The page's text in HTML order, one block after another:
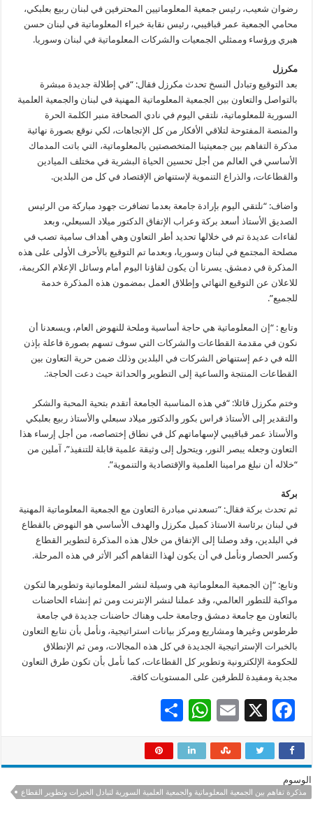
رضوان شعيب، رئيس جمعية المعلوماتيين المحترفين في لبنان ربيع بعلبكي،
محامي الجمعية عمر قباقيبي، رئيس نقابة خبراء المعلوماتية في لبنان حسن
هبري ورؤساء وممثلي الجمعيات والشركات المعلوماتية في لبنان وسوريا.
مكرزل
بعد التوقيع وتبادل النسخ تحدث مكرزل فقال: “في إطلالة جديدة مبشرة
بالتواصل والتعاون بين الجمعية المعلوماتية المهنية في لبنان والجمعية العلمية
السورية للمعلوماتية، نلتقي اليوم في نادي الصحافة منبر الكلمة الحرة
والمنصة المفتوحة لتلاقي الأفكار من كل الإتجاهات، لكي نوقع بصورة نهائية
مذكرة التفاهم بين جمعيتينا المتخصصتين بالمعلوماتية، التي باتت المدماك
الأساسي في العالم من أجل تحسين الحياة البشرية في مختلف الميادين
والقطاعات، والذراع التنموية لإستنهاض الإقتصاد في كل من البلدين.
واضاف: “نلتقي اليوم بإرادة جامعة بعدما تضافرت جهود مباركة من الرئيس
الصديق الأستاذ أسعد بركة وعراب الإتفاق الدكتور ميلاد السبعلي، وبعد
لقاءات عديدة تم في خلالها تحديد أطر التعاون وهي أهداف سامية تصب في
مصلحة المجتمع في لبنان وسوريا، وبعدما تم التوقيع بالأحرف الأولى على هذه
المذكرة في دمشق. يسرنا أن يكون لقاؤنا اليوم أمام وسائل الإعلام الكريمة،
للاعلان عن التوقيع النهائي وإطلاق العمل بمضمون هذه المذكرة خدمة
للجميع”.
وتابع : “إن المعلوماتية هي حاجة أساسية وملحة للنهوض العام، ويسعدنا أن
نكون في مقدمة القطاعات والشركات التي سوف تسهم بصورة فاعلة بإذن
الله في دعم إستنهاض الشركات في البلدين وذلك ضمن حرية التعاون بين
القطاعات المنتجة والساعية إلى التطوير والحداثة حيث دعت الحاجة:.
وختم مكرزل قائلا: “في هذه المناسبة الجامعة أتقدم بتحية المحبة والشكر
والتقدير إلى الأستاذ فراس بكور والدكتور ميلاد سبعلي والأستاذ ربيع بعلبكي
والأستاذ عمر قباقيبي لإسهاماتهم كل في نطاق إختصاصه، من أجل إرساء هذا
التعاون وجعله يبصر النور، ويتحول إلى وثيقة علمية قابلة للتنفيذ”، آملين من
“خلاله أن نبلغ مرامينا العلمية والإقتصادية والتنموية”.
بركة
ثم تحدث بركة فقال: “تسعدني مبادرة التعاون مع الجمعية المعلوماتية المهنية
في لبنان برئاسة الاستاذ كميل مكرزل والهدف الأساسي هو النهوض بالقطاع
في البلدين، وقد وصلنا إلى الإتفاق من خلال هذه المذكرة لتطوير القطاع
وكسر الحصار ونأمل في أن يكون لهذا التفاهم أكبر الأثر في هذه المرحلة.
وتابع: “إن الجمعية المعلوماتية هي وسيلة لنشر المعلوماتية وتطويرها لتكون
مواكبة للتطور العالمي، وقد عملنا لنشر الإنترنت ومن ثم إنشاء الحاضنات
بالتعاون مع جامعة دمشق وجامعة حلب وهناك حاضنات جديدة في جامعة
طرطوس وغيرها ومشاريع ومركز بيانات استراتيجية، ونأمل بأن نتابع التعاون
بالخبرات الإستراتيجية الجديدة في كل هذه المجالات، ومن ثم الإنطلاق
للحكومة الإلكترونية وتطوير كل القطاعات، كما نأمل بأن تكون طرق التعاون
مجدية ومفيدة للطرفين على المستويات كافة.
F
e
o
X
E
ai
W
at
p
ar
الوسوم
مذكرة تفاهم بين الجمعية المعلوماتية والجمعية العلمية السورية لتبادل الخبرات وتطوير القطاع